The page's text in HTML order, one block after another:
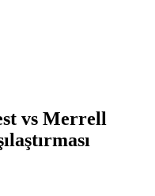
vs Merrell